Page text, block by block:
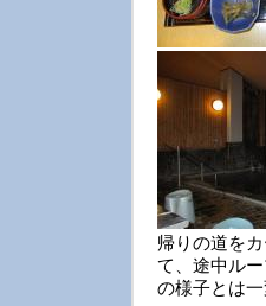
帰りの道を
て、途中ル
の様子とは一